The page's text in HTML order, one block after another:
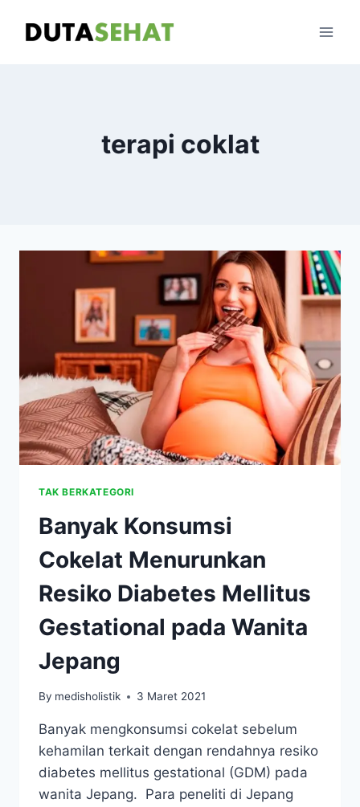
terapi coklat
TAK BERKATEGORI
Banyak Konsumsi
Cokelat Menurunkan
Resiko Diabetes Mellitus
Gestational pada Wanita
Jepang
By medisholistik 3 Maret 2021
Banyak mengkonsumsi cokelat sebelum
kehamilan terkait dengan rendahnya resiko
diabetes mellitus gestational (GDM) pada
wanita Jepang. Para peneliti di Jepang